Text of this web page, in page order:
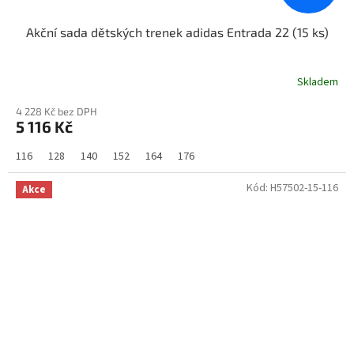
Akční sada dětských trenek adidas Entrada 22 (15 ks)
Skladem
4 228 Kč bez DPH
5 116 Kč
116 128 140 152 164 176
Akce Kód: H57502-15-116